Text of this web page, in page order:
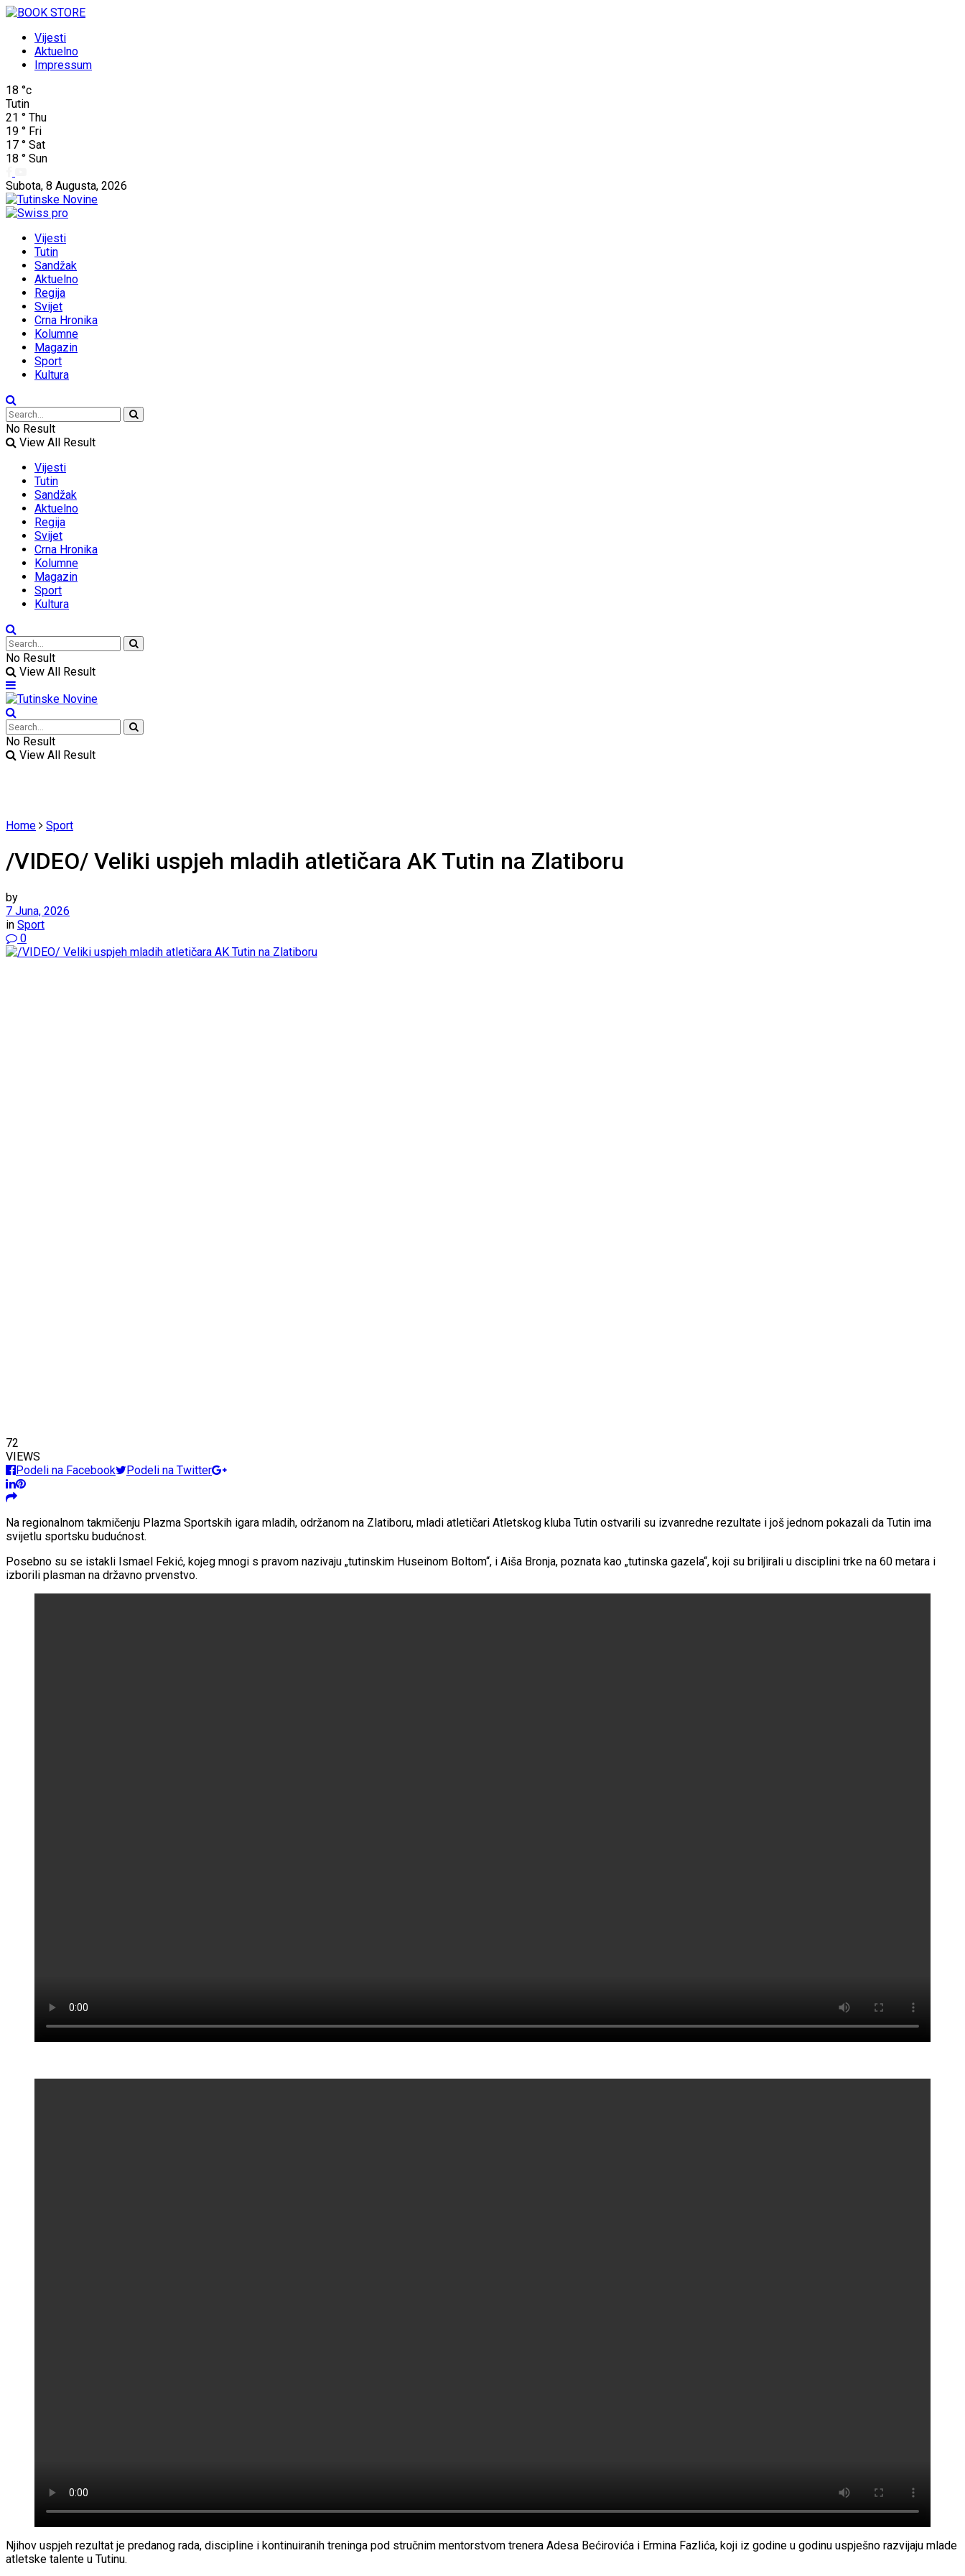
Vijesti
Aktuelno
Impressum
18 °c
Tutin
21 ° Thu
19 ° Fri
17 ° Sat
18 ° Sun
Subota, 8 Augusta, 2026
Vijesti
Tutin
Sandžak
Aktuelno
Regija
Svijet
Crna Hronika
Kolumne
Magazin
Sport
Kultura
No Result
View All Result
Vijesti
Tutin
Sandžak
Aktuelno
Regija
Svijet
Crna Hronika
Kolumne
Magazin
Sport
Kultura
No Result
View All Result
No Result
View All Result
Home Sport
/VIDEO/ Veliki uspjeh mladih atletičara AK Tutin na Zlatiboru
by
7 Juna, 2026
in Sport
0
72
VIEWS
Podeli na Facebook
Podeli na Twitter
Na regionalnom takmičenju Plazma Sportskih igara mladih, održanom na Zlatiboru, mladi atletičari Atletskog kluba Tutin ostvarili su izvanredne rezultate i još jednom pokazali da Tutin ima
svijetlu sportsku budućnost.
Posebno su se istakli Ismael Fekić, kojeg mnogi s pravom nazivaju „tutinskim Huseinom Boltom“, i Aiša Bronja, poznata kao „tutinska gazela“, koji su briljirali u disciplini trke na 60 metara i
izborili plasman na državno prvenstvo.
Njihov uspjeh rezultat je predanog rada, discipline i kontinuiranih treninga pod stručnim mentorstvom trenera Adesa Bećirovića i Ermina Fazlića, koji iz godine u godinu uspješno razvijaju mlade
atletske talente u Tutinu.